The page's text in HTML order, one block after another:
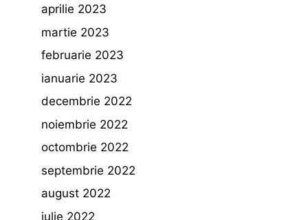
aprilie 2023
martie 2023
februarie 2023
ianuarie 2023
decembrie 2022
noiembrie 2022
octombrie 2022
septembrie 2022
august 2022
iulie 2022